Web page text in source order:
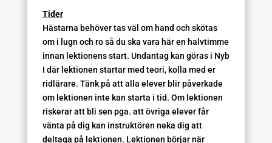
Tider
Hästarna behöver tas väl om hand och skötas
om i lugn och ro så du ska vara här en halvtimme
innan lektionens start. Undantag kan göras i Nyb
I där lektionen startar med teori, kolla med er
ridlärare. Tänk på att alla elever blir påverkade
om lektionen inte kan starta i tid. Om lektionen
riskerar att bli sen pga. att övriga elever får
vänta på dig kan instruktören neka dig att
deltaga på lektionen. Lektionen börjar när